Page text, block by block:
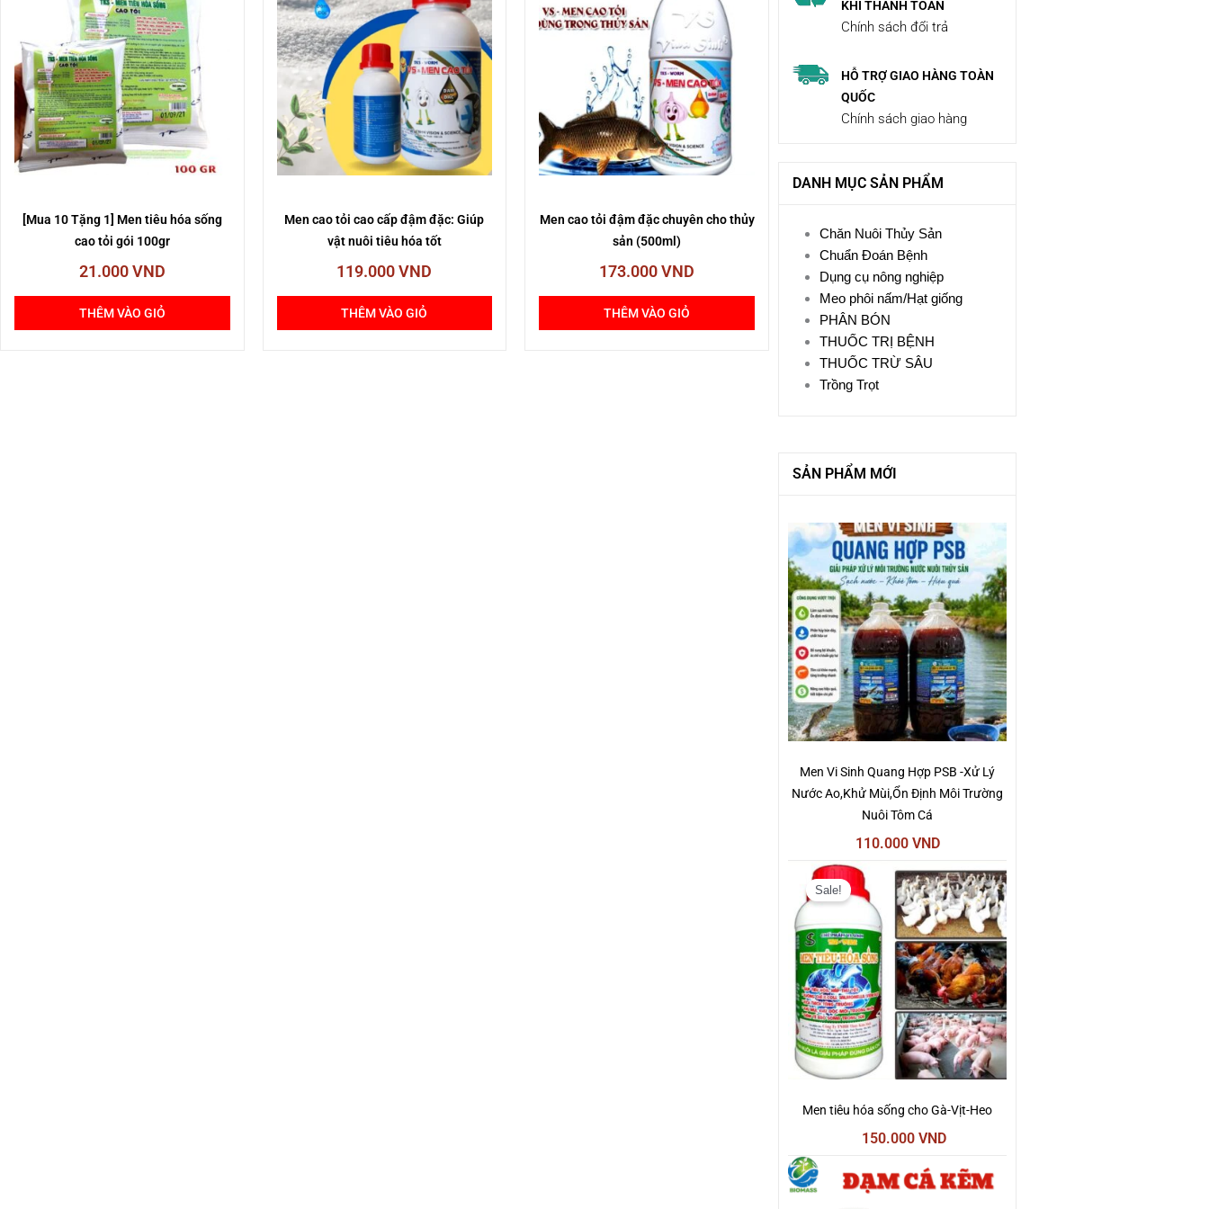
[Mua 10 Tặng 1] Men tiêu hóa sống
cao tỏi gói 100gr
21.000VND
THÊM VÀO GIỎ
Men cao tỏi cao cấp đậm đặc: Giúp
vật nuôi tiêu hóa tốt
119.000VND
THÊM VÀO GIỎ
Men cao tỏi đậm đặc chuyên cho thủy
sản (500ml)
173.000VND
THÊM VÀO GIỎ
KHI THANH TOÁN
Chính sách đổi trả
HỖ TRỢ GIAO HÀNG TOÀN
QUỐC
Chính sách giao hàng
DANH MỤC SẢN PHẨM
Chăn Nuôi Thủy Sản
Chuẩn Đoán Bệnh
Dụng cụ nông nghiệp
Meo phôi nấm/Hạt giống
PHÂN BÓN
THUỐC TRỊ BỆNH
THUỐC TRỪ SÂU
Trồng Trọt
SẢN PHẨM MỚI
Men Vi Sinh Quang Hợp PSB -Xử Lý
Nước Ao,Khử Mùi,Ổn Định Môi Trường
Nuôi Tôm Cá
110.000 VND
Sale!
Men tiêu hóa sống cho Gà-Vịt-Heo
Giá
gốc
là:
200.000 VND.
150.000 VND
Giá
hiện
tại
là:
150.000 VND.